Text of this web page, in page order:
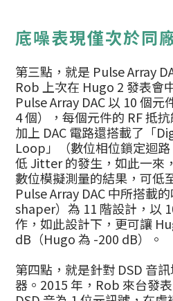
底噪表現僅次於同
第三點，就是 Pulse Array
Rob 上次在 Hugo 2 發表會
Pulse Array DAC 以 10 個
4 個），每個元件的 RF 抵
加上 DAC 電路還搭載了「
Loop」（數位相位鎖定迴
低 Jitter 的發生，如此一來
數位模擬測量的結果，可低
Pulse Array DAC 中所搭載
shaper）為 11 階設計，以
作，如此設計下，更可讓
dB（Hugo 為 -200 dB）。
第四點，就是針對 DSD 音
器。2015 年，Rob 來台發